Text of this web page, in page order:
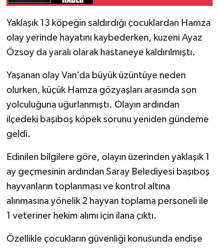
Yaklaşık 13 köpeğin saldırdığı çocuklardan Hamza
olay yerinde hayatını kaybederken, kuzeni Ayaz
Özsoy da yaralı olarak hastaneye kaldırılmıştı.
Yaşanan olay Van’da büyük üzüntüye neden
olurken, küçük Hamza gözyaşları arasında son
yolculuğuna uğurlanmıştı. Olayın ardından
ilçedeki başıboş köpek sorunu yeniden gündeme
geldi.
Edinilen bilgilere göre, olayın üzerinden yaklaşık 1
ay geçmesinin ardından Saray Belediyesi başıboş
hayvanların toplanması ve kontrol altına
alınmasına yönelik 2 hayvan toplama personeli ile
1 veteriner hekim alımı için ilana çıktı.
Özellikle çocukların güvenliği konusunda endişe